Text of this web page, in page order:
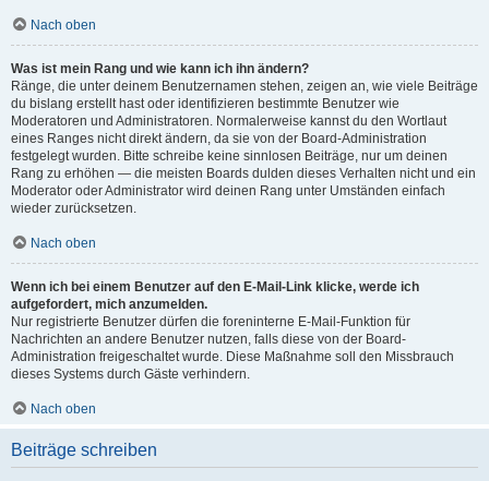
Nach oben
Was ist mein Rang und wie kann ich ihn ändern?
Ränge, die unter deinem Benutzernamen stehen, zeigen an, wie viele Beiträge
du bislang erstellt hast oder identifizieren bestimmte Benutzer wie
Moderatoren und Administratoren. Normalerweise kannst du den Wortlaut
eines Ranges nicht direkt ändern, da sie von der Board-Administration
festgelegt wurden. Bitte schreibe keine sinnlosen Beiträge, nur um deinen
Rang zu erhöhen — die meisten Boards dulden dieses Verhalten nicht und ein
Moderator oder Administrator wird deinen Rang unter Umständen einfach
wieder zurücksetzen.
Nach oben
Wenn ich bei einem Benutzer auf den E-Mail-Link klicke, werde ich
aufgefordert, mich anzumelden.
Nur registrierte Benutzer dürfen die foreninterne E-Mail-Funktion für
Nachrichten an andere Benutzer nutzen, falls diese von der Board-
Administration freigeschaltet wurde. Diese Maßnahme soll den Missbrauch
dieses Systems durch Gäste verhindern.
Nach oben
Beiträge schreiben